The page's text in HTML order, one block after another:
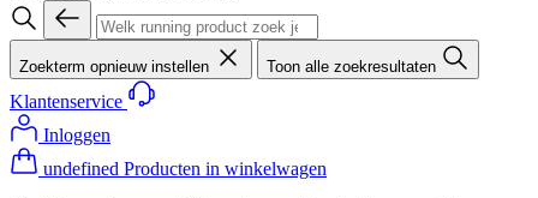
Zoekterm opnieuw instellen Toon alle zoekresultaten
Klantenservice
Inloggen
undefined Producten in winkelwagen